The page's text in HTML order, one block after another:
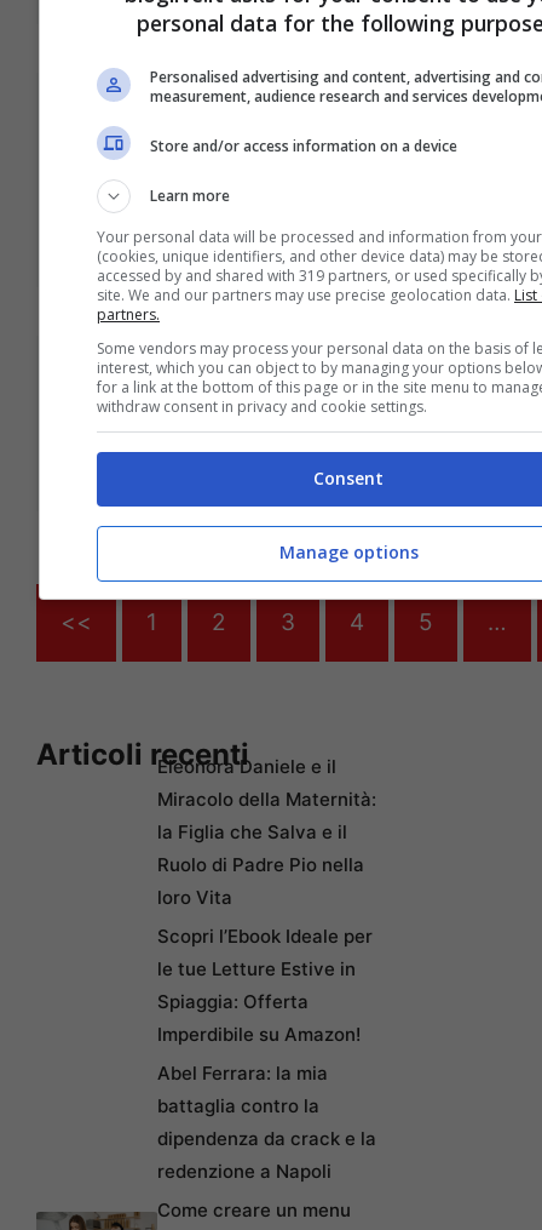
dal primo trailer del nuovo film
fantasy di Tim Burton e Johnny Depp
Mar 14, 2012
La Warner Bros. vuole Tom Cruise
per il remake di “È nata una stella”
<< 1 2 3 4 5 …
Articoli recentiEleonora Daniele e il
Miracolo della Maternità:
la Figlia che Salva e il
Ruolo di Padre Pio nella
loro Vita
Scopri l’Ebook Ideale per
le tue Letture Estive in
Spiaggia: Offerta
Imperdibile su Amazon!
Abel Ferrara: la mia
battaglia contro la
dipendenza da crack e la
redenzione a Napoli
Come creare un menu
personal data for the following
Personalised advertising and content, advertising and
measurement, audience research and services
Store and/or access information on a device
Learn more
Your personal data will be processed and information from
(cookies, unique identifiers, and other device data) may be
accessed by and shared with 319 partners, or used specifically
site. We and our partners may use precise geolocation data. List
partners.
Some vendors may process your personal data on the basis of
interest, which you can object to by managing your options
for a link at the bottom of this page or in the site menu to
withdraw consent in privacy and cookie settings.
Consent
Manage options